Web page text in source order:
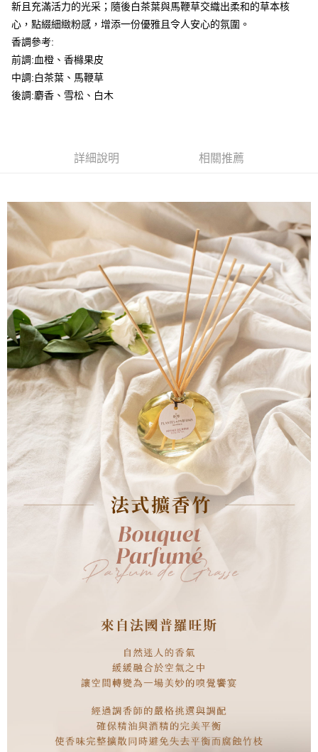
全盈+PAY
【關於「AFTEE先享後付」】
AFTEE先享後付是「在收到商品之後才付款」的支付方式。 讓您購物簡單
便利好安心！
【「AFTEE先享後付」結帳流程】
３．收到繳費通知簡訊後14天內，點擊此簡訊中的連結，可透過四大超商／
ATM／網路銀行／等多元方式進行付款，方視為交易完成。
※ 請注意：結帳手續完成當下不需立刻繳費，但若您需要取消訂單，請聯絡
購買商品的店家。未經商家同意取消之訂單仍視為有效，需透過AFTEE先享
後付繳納相關費用。
※ 交易是否成功請以「AFTEE先享後付 」之結帳頁面顯示為準，若有關於
是否繳費成功／繳費後需取消欲退款等相關疑問，請聯繫「AFTEE先享後付
客戶支援中心」
https://netprotections.freshdesk.com/support/home
【注意事項】
１．透過由恩沛科技股份有限公司提供之「AFTEE先享後付」服務完成之交
易，需依本服務之必要範圍內提供個人資料，並將交易相關給付款項請求債
權轉讓予恩沛科技股份有限公司。
２．關於個人資料處理事宜，請瀏覽以下網址：
https://aftee.tw/terms/#terms3
３．未成年的使用者請事先徵得法定代理人或監護人之同意方可使用
「AFTEE先享後付」，若未經同意申辦者引起之損失，本公司不負相關責
任。
４．使用「AFTEE先享後付」時，將依據個別帳號之用戶狀況，依本公司即
時審查核予不同之上限額度；若仍有額度不足之情形，本公司將視審查結果
請求用戶進行身份認證。
５．嚴禁一人註冊多個帳號或使用他人資訊註冊。若發現惡意使用之情形，
恩沛科技股份有限公司將有權停止該用戶之使用額度並採取法律行動。
運送方式
付款後全家取貨
7-11取貨付款
每筆NT$60，滿NT$800(含以上)免運費
付款後7-11取貨
每筆NT$60，滿NT$800(含以上)免運費
宅配物流
每筆NT$100，滿NT$1,000(含以上)免運費
新且充滿活力的光采；隨後白茶葉與馬鞭草交織出柔和的草本核
心，點綴細緻粉感，增添一份優雅且令人安心的氛圍。
香調參考:
前調:血橙、香櫞果皮
中調:白茶葉、馬鞭草
後調:麝香、雪松、白木
詳細說明 相關推薦